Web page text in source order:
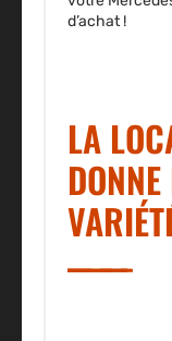
d’achat !
LA